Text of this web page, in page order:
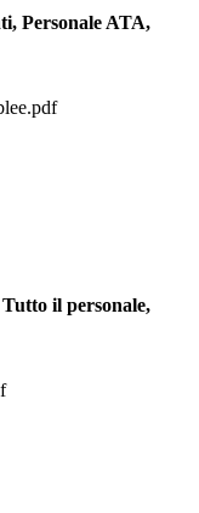
Personale ATA,
il personale,